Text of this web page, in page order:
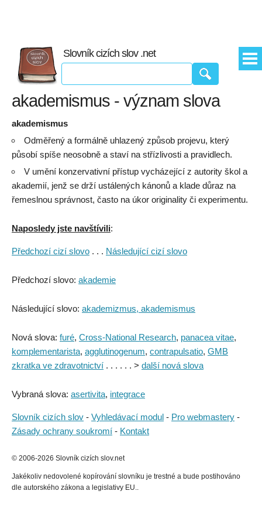
Slovník cizích slov .net
akademismus - význam slova
akademismus
Odměřený a formálně uhlazený způsob projevu, který
působí spíše neosobně a staví na střízlivosti a pravidlech.
V umění konzervativní přístup vycházející z autority škol a
akademií, jenž se drží ustálených kánonů a klade důraz na
řemeslnou správnost, často na úkor originality či experimentu.
Naposledy jste navštívili:
Předchozí cizí slovo . . . Následující cizí slovo
Předchozí slovo: akademie
Následující slovo: akademizmus, akademismus
Nová slova: furé, Cross-National Research, panacea vitae,
komplementarista, agglutinogenum, contrapulsatio, GMB
zkratka ve zdravotnictví . . . . . . > další nová slova
Vybraná slova: asertivita, integrace
Slovník cizích slov - Vyhledávací modul - Pro webmastery -
Zásady ochrany soukromí - Kontakt
© 2006-2026 Slovník cizích slov.net
Jakékoliv nedovolené kopírování slovníku je trestné a bude postihováno
dle autorského zákona a legislativy EU..